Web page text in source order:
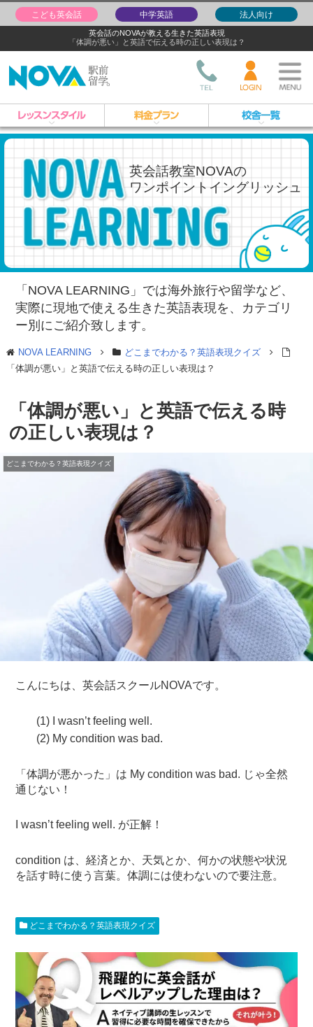
英会話のNOVAが教える生きた英語表現
「体調が悪い」と英語で伝える時の正しい表現は？
こども英会話 中学英語 法人向け
英会話教室NOVAの
ワンポイントイングリッシュ
「NOVA LEARNING」では海外旅行や留学など、
実際に現地で使える生きた英語表現を、 カテゴリ
ー別にご紹介致します。
NOVA LEARNING
どこまでわかる？英語表現クイズ
「体調が悪い」と英語で伝える時の正しい表現は？
「体調が悪い」と英語で伝える時
の正しい表現は？
どこまでわかる？英語表現クイズ
こんにちは、英会話スクールNOVAです。
(1) I wasn’t feeling well.
(2) My condition was bad.
「体調が悪かった」は My condition was bad. じゃ全然
通じない！
I wasn’t feeling well. が正解！
condition は、経済とか、天気とか、何かの状態や状況
を話す時に使う言葉。体調には使わないので要注意。
どこまでわかる？英語表現クイズ